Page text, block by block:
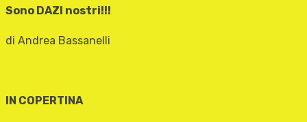
Sono DAZI nostri!!!
di Andrea Bassanelli
IN COPERTINA